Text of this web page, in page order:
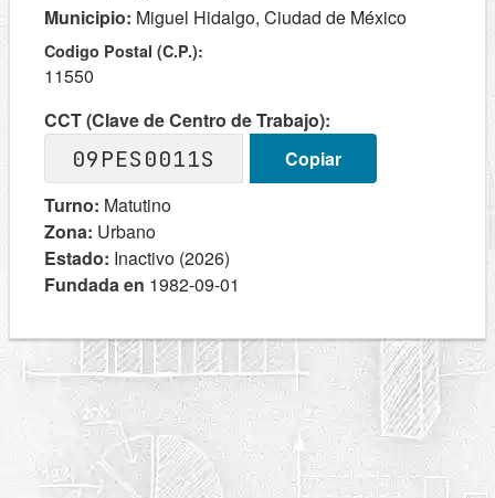
Municipio: Miguel Hidalgo, Ciudad de México
Codigo Postal (C.P.):
11550
CCT (Clave de Centro de Trabajo):
09PES0011S
Copiar
Turno: Matutino
Zona: Urbano
Estado: Inactivo (2026)
Fundada en 1982-09-01